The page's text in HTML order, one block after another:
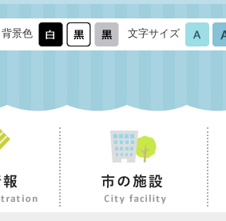
背景色 文字サイズ